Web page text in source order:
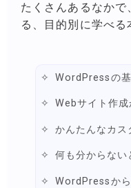
たくさんあるなか
る、目的別に学べる
WordPressの基
Webサイト作成
かんたんなカス
何も分からない
WordPressから